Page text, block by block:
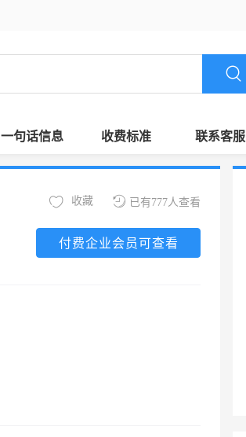
一句话信息 收费标准 联系客服
已有777人查看
收藏
付费企业会员可查看